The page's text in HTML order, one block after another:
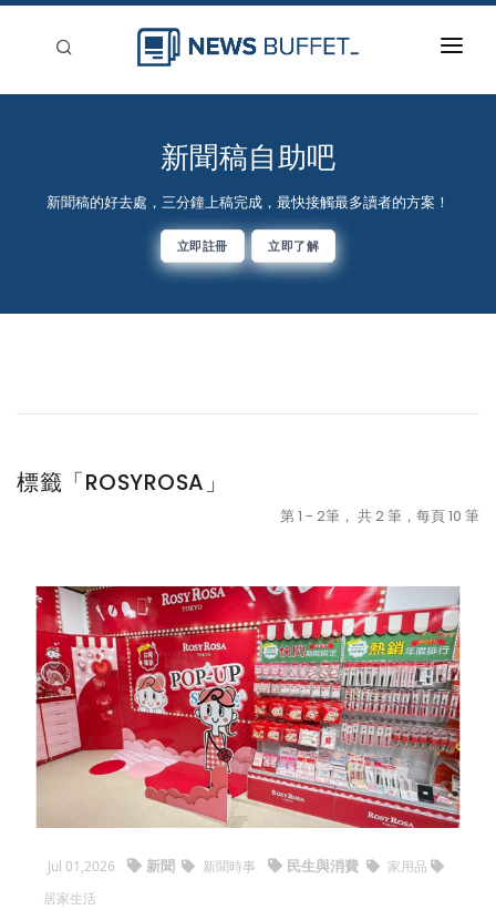
回到首頁
登入
新聞稿自助吧
新聞稿的好去處，三分鐘上稿完成，最快接觸最多讀者的方案！
立即註冊 立即了解
標籤「ROSYROSA」
第 1 - 2筆， 共 2 筆，每頁 10 筆
Jul 01,2026 新聞 新聞時事 民生與消費
家用品
居家生活